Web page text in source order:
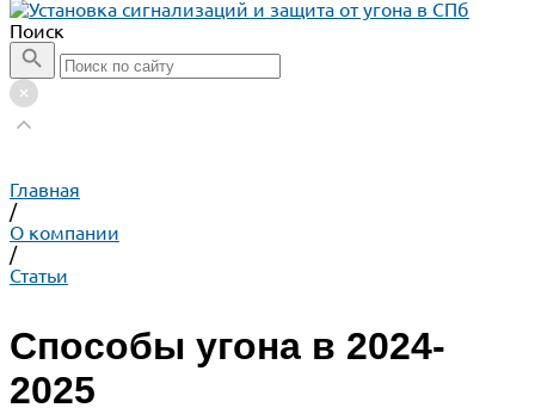
Поиск
Главная
/
О компании
/
Статьи
Способы угона в 2024-
2025